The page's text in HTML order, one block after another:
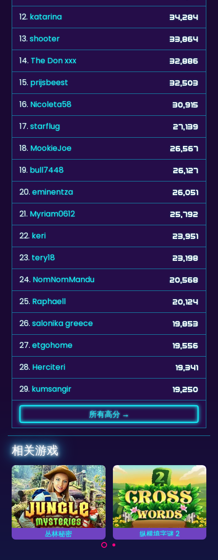
13. shooter 33,864
14.The Don xxx 32,886
15. prijsbeest 32,503
16. Nicoleta58 30,915
17. starflug 27,139
18. MookieJoe 26,567
19. bull7448 26,127
20.eminentza 26,051
21. Myriam0612 25,792
22.keri 23,951
23. tery18 23,198
24.NomNomMandu 20,568
25. Raphaell 20,124
26. salonika greece 19,853
27. etgohome 19,556
28. Herciteri 19,341
29. kumsangir 19,250
相关游戏
密
品和找不
纵横填字谜 2
放置字母完成单词。
花园
Spring
找出花园中隐藏
数字。